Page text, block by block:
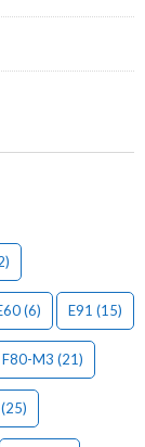
(6) E91 (15)
F80-M3 (21)
(25)